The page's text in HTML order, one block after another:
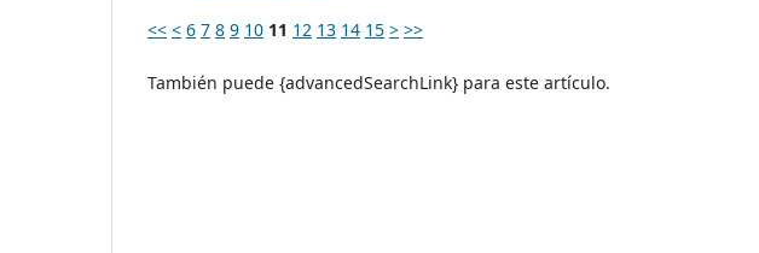
<< < 6 7 8 9 10 11 12 13 14 15 > >>
También puede {advancedSearchLink} para este artículo.